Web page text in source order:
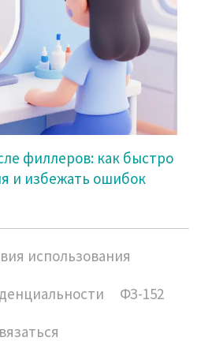
филлеров: как быстро
и избежать ошибок
использования
ФЗ-152